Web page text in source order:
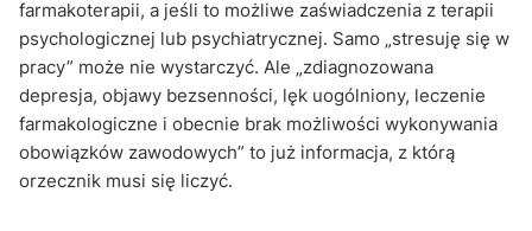
farmakoterapii, a jeśli to możliwe zaświadczenia z terapii
psychologicznej lub psychiatrycznej. Samo „stresuję się w
pracy” może nie wystarczyć. Ale „zdiagnozowana
depresja, objawy bezsenności, lęk uogólniony, leczenie
farmakologiczne i obecnie brak możliwości wykonywania
obowiązków zawodowych” to już informacja, z którą
orzecznik musi się liczyć.